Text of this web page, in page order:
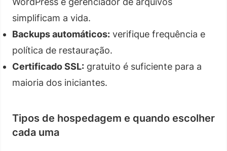
simplificam a vida.
Backups automáticos: verifique frequência e
política de restauração.
Certificado SSL: gratuito é suficiente para a
maioria dos iniciantes.
Tipos de hospedagem e quando escolher
cada uma